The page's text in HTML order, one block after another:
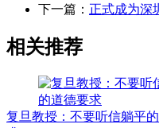
下一篇： 正式成为深
相关推荐
复旦教授：不要听信躺平